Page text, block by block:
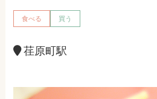
食べる 買う
荏原町駅